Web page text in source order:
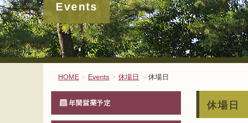
Events
HOME Events 休場日 休場日
休場日
年間営業予定